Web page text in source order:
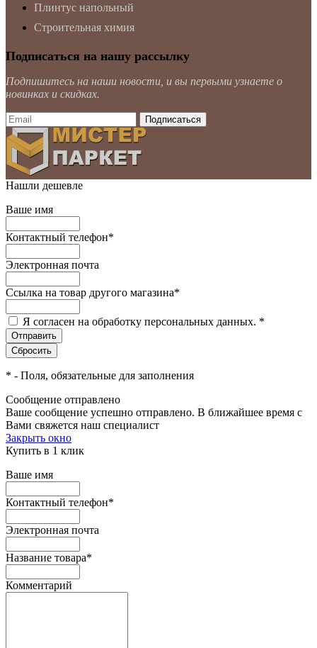
Плинтус напольный
Строительная химия
Подписаться на нашу рассылку
Подпишитесь на наши новости, и вы первыми узнаете о
новинках и скидках.
Нашли дешевле
Ваше имя
Контактный телефон*
Электронная почта
Ссылка на товар другого магазина*
Я согласен на обработку персональных данных. *
* - Поля, обязательные для заполнения
Сообщение отправлено
Ваше сообщение успешно отправлено. В ближайшее время с
Вами свяжется наш специалист
Закрыть окно
Купить в 1 клик
Ваше имя
Контактный телефон*
Электронная почта
Название товара*
Комментарий